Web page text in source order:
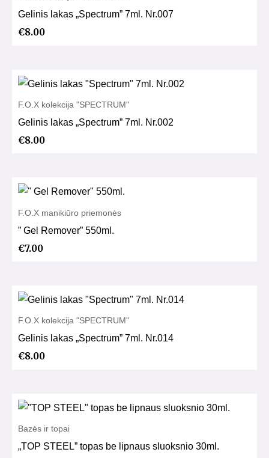
Gelinis lakas „Spectrum” 7ml. Nr.007
€8.00
F.O.X kolekcija "SPECTRUM"
Gelinis lakas „Spectrum” 7ml. Nr.002
€8.00
F.O.X manikiūro priemonės
” Gel Remover” 550ml.
€7.00
F.O.X kolekcija "SPECTRUM"
Gelinis lakas „Spectrum” 7ml. Nr.014
€8.00
Bazės ir topai
„TOP STEEL” topas be lipnaus sluoksnio 30ml.